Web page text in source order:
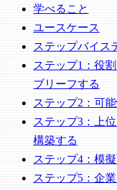
学べること
ユースケース
ステップバイス
ステップ1：役
ブリーフする
ステップ2：可
ステップ3：上
構築する
ステップ4：模
ステップ5：企